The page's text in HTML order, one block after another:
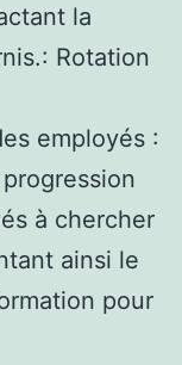
la
Rotation
employés :
à chercher
ainsi le
pour